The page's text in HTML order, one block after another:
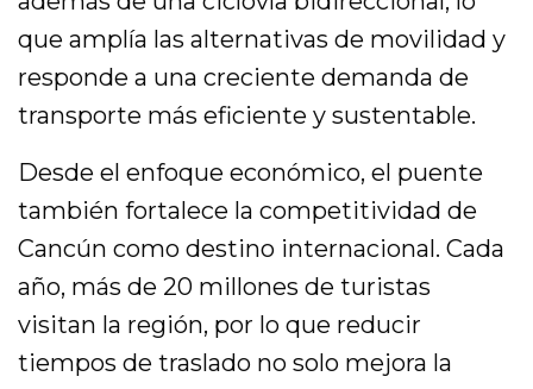
que amplía las alternativas de movilidad y
responde a una creciente demanda de
transporte más eficiente y sustentable.
Desde el enfoque económico, el puente
también fortalece la competitividad de
Cancún como destino internacional. Cada
año, más de 20 millones de turistas
visitan la región, por lo que reducir
tiempos de traslado no solo mejora la